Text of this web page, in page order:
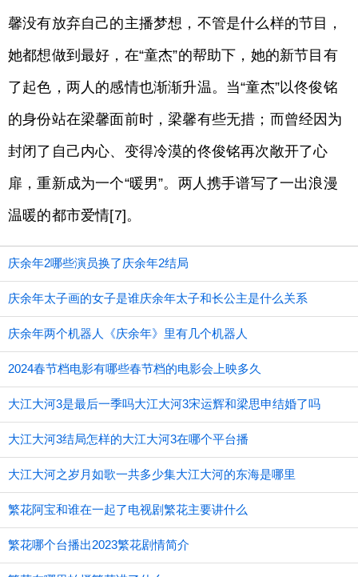
馨没有放弃自己的主播梦想，不管是什么样的节目，
她都想做到最好，在“童杰”的帮助下，她的新节目有
了起色，两人的感情也渐渐升温。当“童杰”以佟俊铭
的身份站在梁馨面前时，梁馨有些无措；而曾经因为
封闭了自己内心、变得冷漠的佟俊铭再次敞开了心
扉，重新成为一个“暖男”。两人携手谱写了一出浪漫
温暖的都市爱情[7]。
庆余年2哪些演员换了庆余年2结局
庆余年太子画的女子是谁庆余年太子和长公主是什么关系
庆余年两个机器人《庆余年》里有几个机器人
2024春节档电影有哪些春节档的电影会上映多久
大江大河3是最后一季吗大江大河3宋运辉和梁思申结婚了吗
大江大河3结局怎样的大江大河3在哪个平台播
大江大河之岁月如歌一共多少集大江大河的东海是哪里
繁花阿宝和谁在一起了电视剧繁花主要讲什么
繁花哪个台播出2023繁花剧情简介